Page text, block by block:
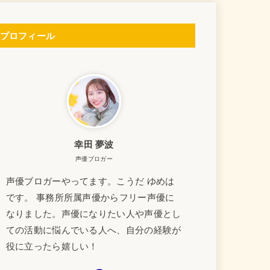
プロフィール
幸田 夢波
声優ブロガー
声優ブロガーやってます。こうだ ゆめは
です。 事務所所属声優からフリー声優に
なりました。声優になりたい人や声優とし
ての活動に悩んでいる人へ、自分の経験が
役に立ったら嬉しい！